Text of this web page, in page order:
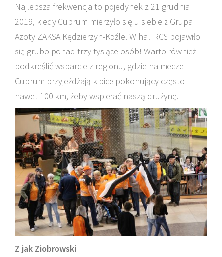
Najlepsza frekwencja to pojedynek z 21 grudnia
2019, kiedy Cuprum mierzyło się u siebie z Grupa
Azoty ZAKSA Kędzierzyn-Koźle. W hali RCS pojawiło
się grubo ponad trzy tysiące osób! Warto również
podkreślić wsparcie z regionu, gdzie na mecze
Cuprum przyjeżdżają kibice pokonujący często
nawet 100 km, żeby wspierać naszą drużynę.
Z jak Ziobrowski